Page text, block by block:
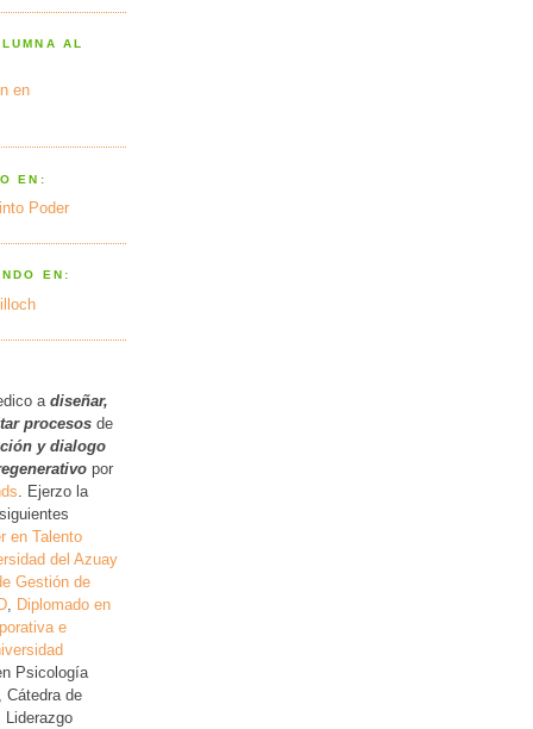
AL
en
EN:
Poder
EN:
a diseñar,
procesos de
y dialogo
por
. Ejerzo la
en Talento
del Azuay
Gestión de
Diplomado en
e
Psicología
Cátedra de
Liderazgo